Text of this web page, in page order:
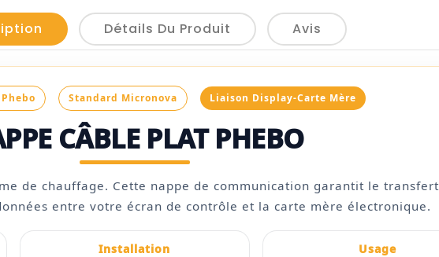
Détails Du Produit Avis
Standard Micronova Liaison Display-Carte Mère
CÂBLE PLAT PHEBO
de chauffage. Cette nappe de communication garantit le transfert
entre votre écran de contrôle et la carte mère électronique.
Installation
Usage